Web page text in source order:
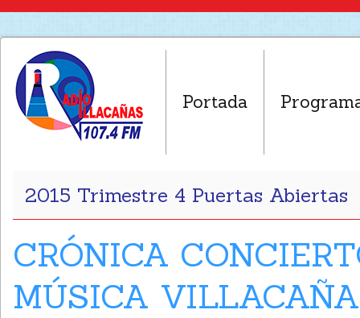
Portada
2015 Trimestre 4 Puertas Abiertas
CRÓNICA
MÚSICA